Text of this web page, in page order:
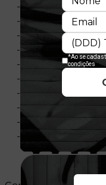
- Painel Frontal
- Estrtuturado
- Ajustável
- Fechamento
- Bordado Frontal
- Flag Bordada No
- Tecido Sarja
- Composição
- Importado
- Licença Oficial